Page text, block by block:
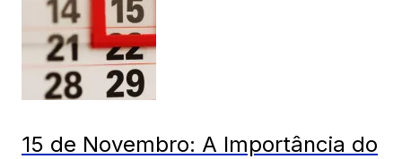
15 de Novembro: A Importância do